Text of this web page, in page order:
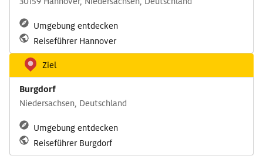
Umgebung entdecken
Reiseführer Hannover
Ziel
Burgdorf
Niedersachsen, Deutschland
Umgebung entdecken
Reiseführer Burgdorf